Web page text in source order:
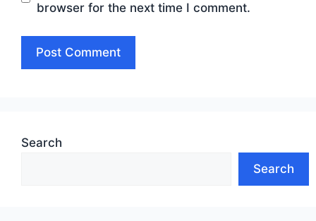
browser for the next time I comment.
Search
Search